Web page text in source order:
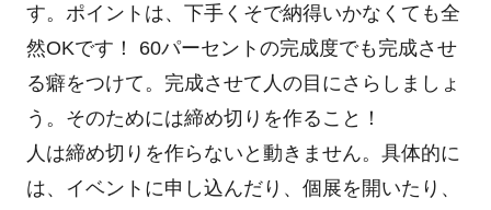
す。ポイントは、下手くそで納得いかなくても全
然OKです！ 60パーセントの完成度でも完成させ
る癖をつけて。完成させて人の目にさらしましょ
う。そのためには締め切りを作ること！
人は締め切りを作らないと動きません。具体的に
は、イベントに申し込んだり、個展を開いたり、